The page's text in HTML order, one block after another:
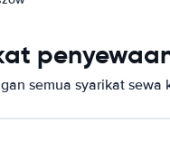
semua syarikat sewa